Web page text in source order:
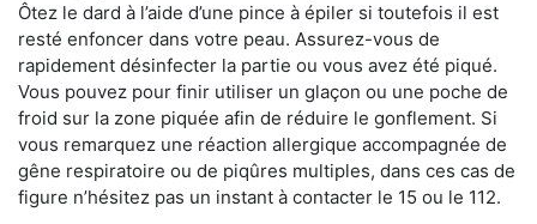
Ôtez le dard à l’aide d’une pince à épiler si toutefois il est
resté enfoncer dans votre peau. Assurez-vous de
rapidement désinfecter la partie ou vous avez été piqué.
Vous pouvez pour finir utiliser un glaçon ou une poche de
froid sur la zone piquée afin de réduire le gonflement. Si
vous remarquez une réaction allergique accompagnée de
gêne respiratoire ou de piqûres multiples, dans ces cas de
figure n’hésitez pas un instant à contacter le 15 ou le 112.